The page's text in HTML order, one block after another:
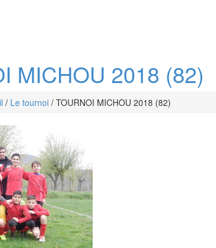
MICHOU 2018 (82)
/ Le tournoi / TOURNOI MICHOU 2018 (82)